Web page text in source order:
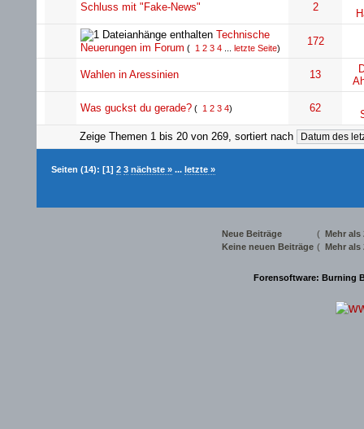
Schluss mit "Fake-News" 2
Technische
Neuerungen im Forum ( 1 2 3 4 letzte Seite)
172
Wahlen in Aressinien 13
Was guckst du gerade? ( 1 2 3 4) 62
Zeige Themen 1 bis 20 von 269, sortiert nach
Seiten (14): [1] 2 3 nächste » ... letzte »
Neue Beiträge ( Mehr als
Keine neuen Beiträge ( Mehr als
Forensoftware: Burning